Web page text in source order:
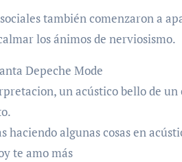
también comenzaron a
los ánimos de nerviosismo.
Depeche Mode
un acústico bello de
haciendo algunas cosas en
te amo más